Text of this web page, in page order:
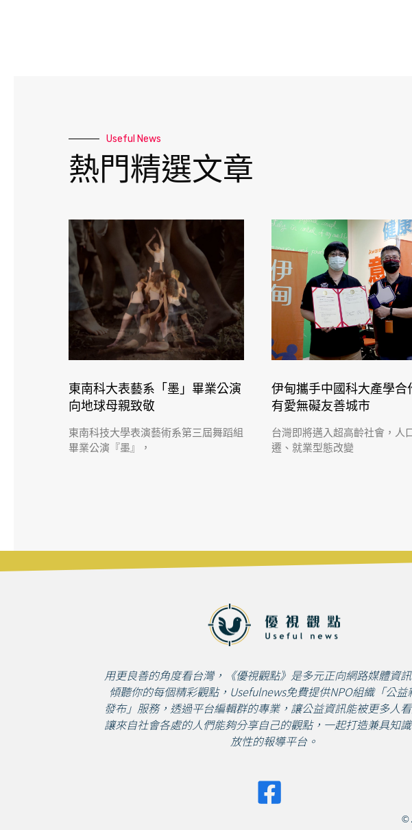
Useful News
熱門精選文章
東南科大表藝系「墨」畢業公演
向地球母親致敬
東南科技大學表演藝術系第三屆舞蹈組
畢業公演『墨』，
伊甸攜手中國科大產學合
有愛無礙友善城市
台灣即將邁入超高齡社會，人
遷、就業型態改變
用更良善的角度看台灣，《優視觀點》是多元正向網路媒體資
傾聽你的每個精彩觀點，Usefulnews免費提供NPO組織「公益
發布」服務，透過平台編輯群的專業，讓公益資訊能被更多人
讓來自社會各處的人們能夠分享自己的觀點，一起打造兼具知
放性的報導平台。
©